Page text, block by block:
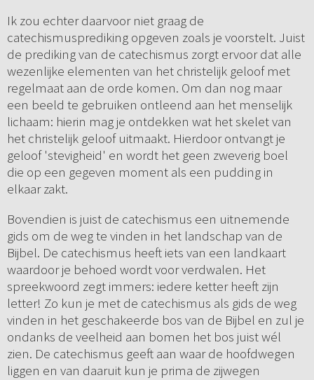
Ik zou echter daarvoor niet graag de
catechismusprediking opgeven zoals je voorstelt. Juist
de prediking van de catechismus zorgt ervoor dat alle
wezenlijke elementen van het christelijk geloof met
regelmaat aan de orde komen. Om dan nog maar
een beeld te gebruiken ontleend aan het menselijk
lichaam: hierin mag je ontdekken wat het skelet van
het christelijk geloof uitmaakt. Hierdoor ontvangt je
geloof 'stevigheid' en wordt het geen zweverig boel
die op een gegeven moment als een pudding in
elkaar zakt.
Bovendien is juist de catechismus een uitnemende
gids om de weg te vinden in het landschap van de
Bijbel. De catechismus heeft iets van een landkaart
waardoor je behoed wordt voor verdwalen. Het
spreekwoord zegt immers: iedere ketter heeft zijn
letter! Zo kun je met de catechismus als gids de weg
vinden in het geschakeerde bos van de Bijbel en zul je
ondanks de veelheid aan bomen het bos juist wél
zien. De catechismus geeft aan waar de hoofdwegen
liggen en van daaruit kun je prima de zijwegen